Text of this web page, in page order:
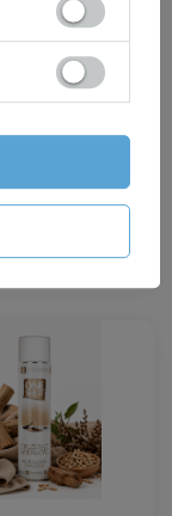
Braukmann
mieszający
3 śrubunki
zł